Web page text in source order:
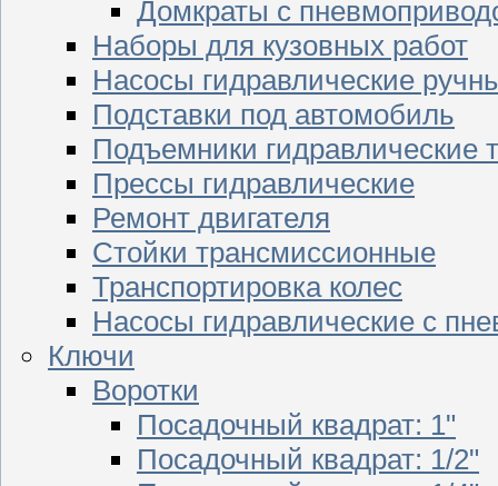
Домкраты с
Наборы для кузовных работ
Насосы гидравлические
Подставки под автомобиль
Подъемники гидравлические
Прессы гидравлические
Ремонт двигателя
Стойки трансмиссионные
Транспортировка колес
Насосы гидравлические с
Ключи
Воротки
Посадочный квадрат: 1"
Посадочный квадрат: 1/2"